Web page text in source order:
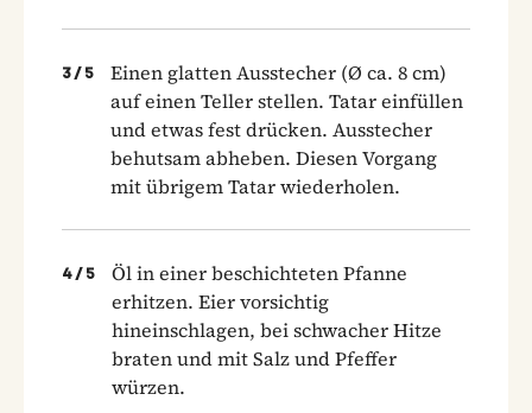
3 / 5
Einen glatten Ausstecher (Ø ca. 8 cm)
auf einen Teller stellen. Tatar einfüllen
und etwas fest drücken. Ausstecher
behutsam abheben. Diesen Vorgang
mit übrigem Tatar wiederholen.
4 / 5
Öl in einer beschichteten Pfanne
erhitzen. Eier vorsichtig
hineinschlagen, bei schwacher Hitze
braten und mit Salz und Pfeffer
würzen.